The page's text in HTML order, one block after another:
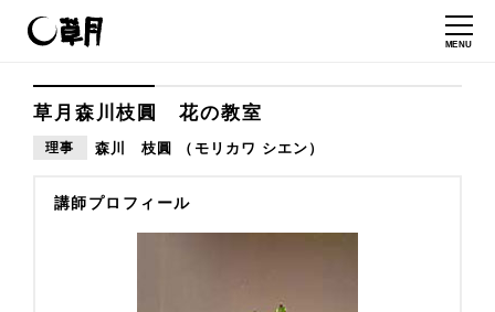
MENU
草月森川枝圓 花の教室
理事 森川 枝圓 （モリカワ シエン）
講師プロフィール